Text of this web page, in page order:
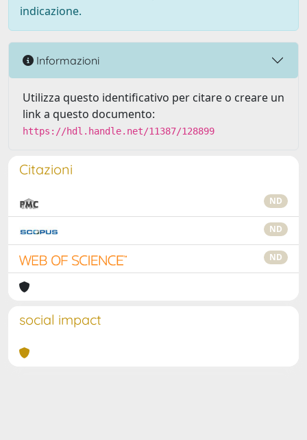
indicazione.
Informazioni
Utilizza questo identificativo per citare o creare un
link a questo documento:
https://hdl.handle.net/11387/128899
Citazioni
ND
ND
ND
social impact